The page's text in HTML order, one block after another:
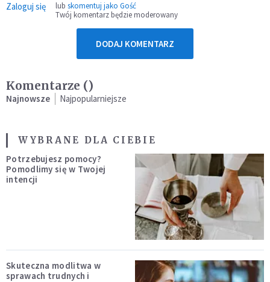
Zaloguj się lub skomentuj jako Gość
Twój komentarz będzie moderowany
DODAJ KOMENTARZ
Komentarze ()
Najnowsze Najpopularniejsze
WYBRANE DLA CIEBIE
Potrzebujesz pomocy?
Pomodlimy się w Twojej
intencji
Skuteczna modlitwa w
sprawach trudnych i